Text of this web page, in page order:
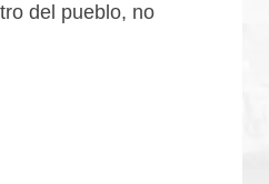
del pueblo, no